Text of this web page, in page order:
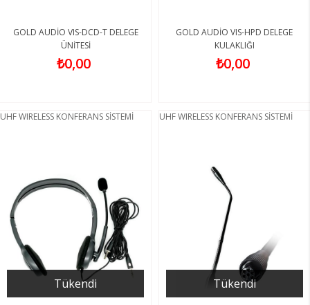
GOLD AUDİO VIS-DCD-T DELEGE
ÜNİTESİ
₺0,00
GOLD AUDİO VIS-HPD DELEGE
KULAKLIĞI
₺0,00
UHF WIRELESS KONFERANS SİSTEMİ
Tükendi
UHF WIRELESS KONFERANS SİSTEMİ
Tükendi